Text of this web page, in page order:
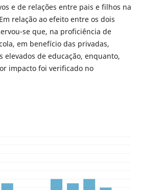
e de relações entre pais e filhos na
relação ao efeito entre os dois
se que, na proficiência de
em benefício das privadas,
de educação, enquanto,
impacto foi verificado no